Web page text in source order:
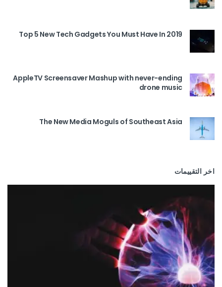
Top 5 New Tech Gadgets You Must Have In 2019
AppleTV Screensaver Mashup with never-ending
drone music
The New Media Moguls of Southeast Asia
اخر التقييمات